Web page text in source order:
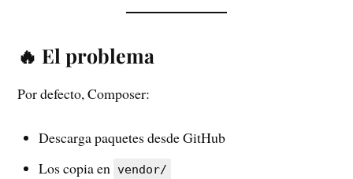
🔥 El problema
Por defecto, Composer:
Descarga paquetes desde GitHub
Los copia en vendor/